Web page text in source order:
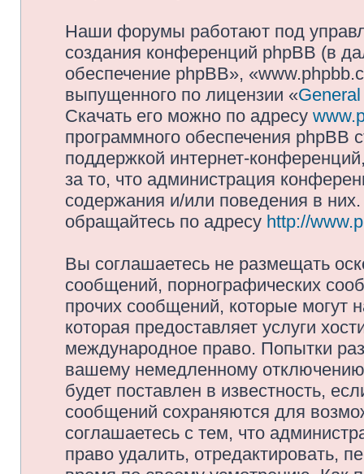
Наши форумы работают под
создания конференций phpBB (в
обеспечение phpBB»,
выпущенного по лицензии «
Скачать его можно по адресу
программного обеспечения phpBB
поддержкой интернет-
за то, что администрация
содержания и/или поведения в
обращайтесь по адресу http://
Вы соглашаетесь не размещать
сообщений, порнографических
прочих сообщений, которые могут
которая предоставляет услуги
международное право. Попытки
вашему немедленному
будет поставлен в известность,
сообщений сохраняются для
соглашаетесь с тем, что
право удалить, отредактировать,